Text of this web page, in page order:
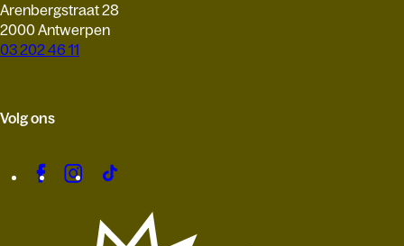
Arenbergstraat 28
2000 Antwerpen
03 202 46 11
Volg ons